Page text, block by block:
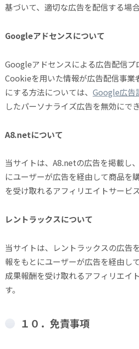
基づいて、適切な広告を配信する場合
Googleアドセンスについて
Googleアドセンスによる広告配信プ
Cookieを用いた情報が広告配信事業
にする方法については、 Google広告
したパーソナライズ広告を無効にでき
A8.netについて
当サイトは、A8.netの広告を掲載し
にユーザーが広告を経由して商品を
を受け取れるアフィリエイトサービ
レントラックスについて
当サイトは、レントラックスの広告
報をもとにユーザーが広告を経由し
成果報酬を受け取れるアフィリエイ
す。
１０．免責事項